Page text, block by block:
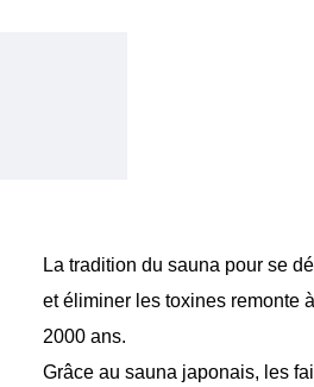
La tradition du sauna pour se
et éliminer les toxines remonte
2000 ans.
Grâce au sauna japonais, les